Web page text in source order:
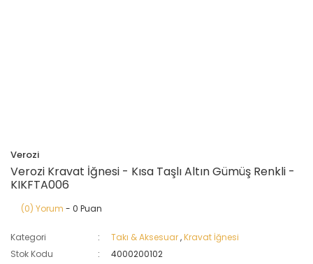
Verozi
Verozi Kravat İğnesi - Kısa Taşlı Altın Gümüş Renkli -
KIKFTA006
(0) Yorum - 0 Puan
Kategori Takı & Aksesuar,Kravat İğnesi
Stok Kodu
4000200102